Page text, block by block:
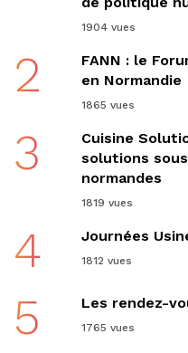
1904 vues
2
FANN : le
en Normandie
1865 vues
3
Cuisine
solutions
normandes
1819 vues
4 Journées
1812 vues
5 Les rendez-
1765 vues